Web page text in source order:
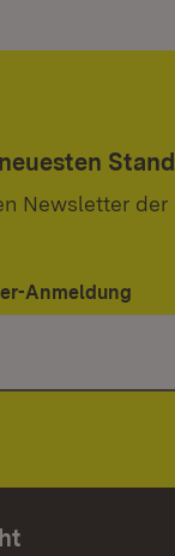
Stand
Newsletter der
Anmeldung